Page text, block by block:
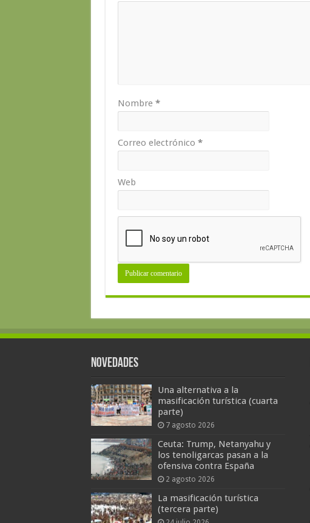
Nombre *
Correo electrónico *
Web
Novedades
Una alternativa a la
masificación turística (cuarta
parte)
7 agosto 2026
Ceuta: Trump, Netanyahu y
los tenoligarcas pasan a la
ofensiva contra España
2 agosto 2026
La masificación turística
(tercera parte)